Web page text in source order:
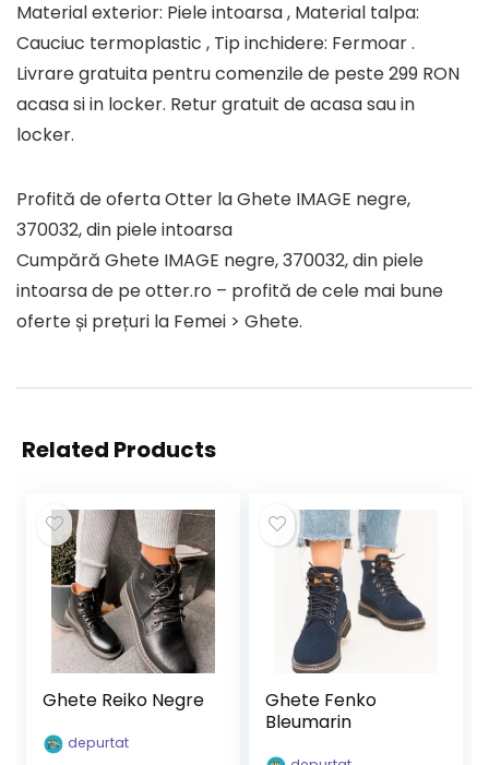
Material exterior: Piele intoarsa , Material talpa:
Cauciuc termoplastic , Tip inchidere: Fermoar .
Livrare gratuita pentru comenzile de peste 299 RON
acasa si in locker. Retur gratuit de acasa sau in
locker.
Profită de oferta Otter la Ghete IMAGE negre,
370032, din piele intoarsa
Cumpără Ghete IMAGE negre, 370032, din piele
intoarsa de pe otter.ro – profită de cele mai bune
oferte și prețuri la Femei > Ghete.
Related Products
Ghete Reiko Negre
depurtat
Ghete Fenko
Bleumarin